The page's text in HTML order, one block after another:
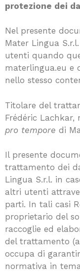
protezione dei
Nel presente
Mater Lingua
utenti quando
materlingua.eu e
nello stesso
Titolare del
Frédéric
pro tempore di
Il presente
trattamento dei
Lingua S.r.l. in
altri utenti
parti. In tali casi
proprietario del
raccoglie ed
del trattamento
occupa di
normativa in